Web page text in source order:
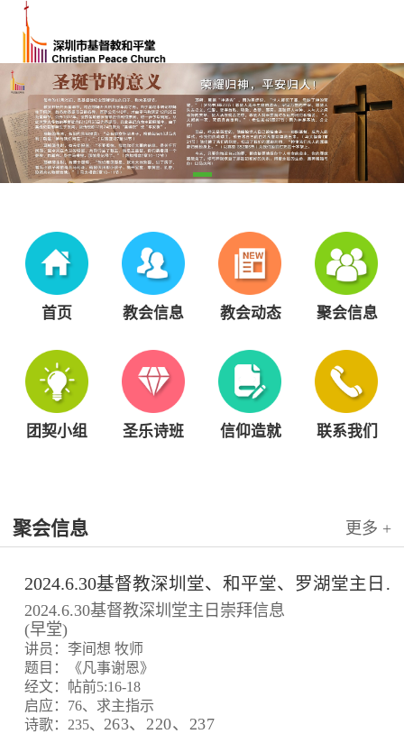
首页 教会信息 教会动态 聚会信息
团契小组 圣乐诗班 信仰造就 联系我们
聚会信息 更多 +
2024.6.30基督教深圳堂、和平堂、罗湖堂主日崇拜信息
2024.6.30基督教深圳堂主日崇拜信息
(早堂)
讲员：李间想 牧师
题目：《凡事谢恩》
经文：帖前5:16-18
启应：76、求主指示
诗歌：235、 263、220、237